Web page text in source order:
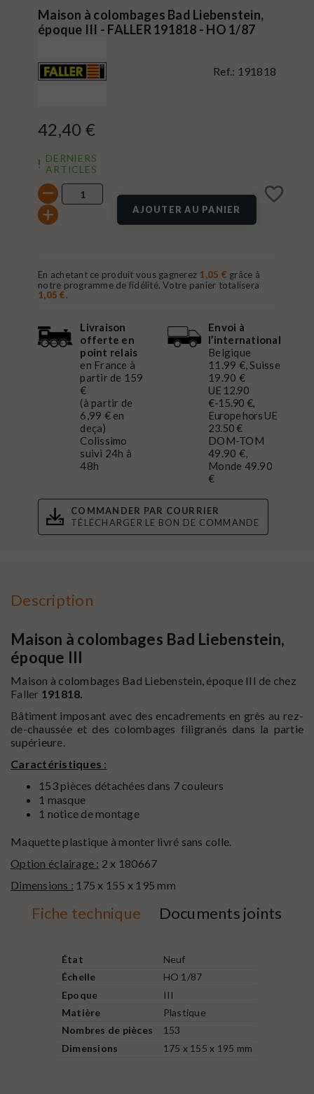
Maison à colombages Bad Liebenstein,
époque III - FALLER 191818 - HO 1/87
Ref.: 191818
42,40 €
DERNIERS
ARTICLES
AJOUTER AU PANIER
favorite_border
En achetant ce produit vous gagnerez 1,05 € grâce à
notre programme de fidélité. Votre panier totalisera
1,05 €.
Livraison
offerte en
point relais
en France à
partir de 159
€
(à partir de
6,99 € en
deça)
Colissimo
suivi 24h à
48h
Envoi à
l’international
Belgique
11.99 €, Suisse
19.90 €
UE 12.90
€-15.90 €,
Europe hors UE
23.50 €
DOM-TOM
49.90 €,
Monde 49.90
€
COMMANDER PAR COURRIER
TÉLÉCHARGER LE BON DE COMMANDE
Description
Maison à colombages Bad Liebenstein,
époque III
Maison à colombages Bad Liebenstein, époque III de chez
Faller 191818.
Bâtiment imposant avec des encadrements en grès au rez-
de-chaussée et des colombages filigranés dans la partie
supérieure.
Caractéristiques :
153 pièces détachées dans 7 couleurs
1 masque
1 notice de montage
Maquette plastique à monter livré sans colle.
Option éclairage : 2 x 180667
Dimensions : 175 x 155 x 195 mm
Fiche technique Documents joints
État
Neuf
Échelle
HO 1/87
Epoque
III
Matière
Plastique
Nombres de pièces
153
Dimensions
175 x 155 x 195 mm